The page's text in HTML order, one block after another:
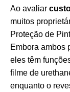
Ao avaliar
muitos
Proteção de
Embora ambos
eles têm
filme de
enquanto o